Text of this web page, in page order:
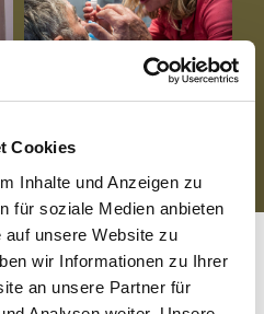
Cookies
Inhalte und Anzeigen zu
für soziale Medien anbieten
unsere Website zu
wir Informationen zu Ihrer
an unsere Partner für
1 2
am Diaspora-Sonntag